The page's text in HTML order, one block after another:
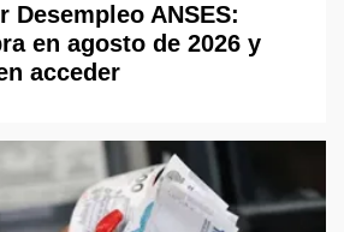
Desempleo ANSES:
en agosto de 2026 y
acceder